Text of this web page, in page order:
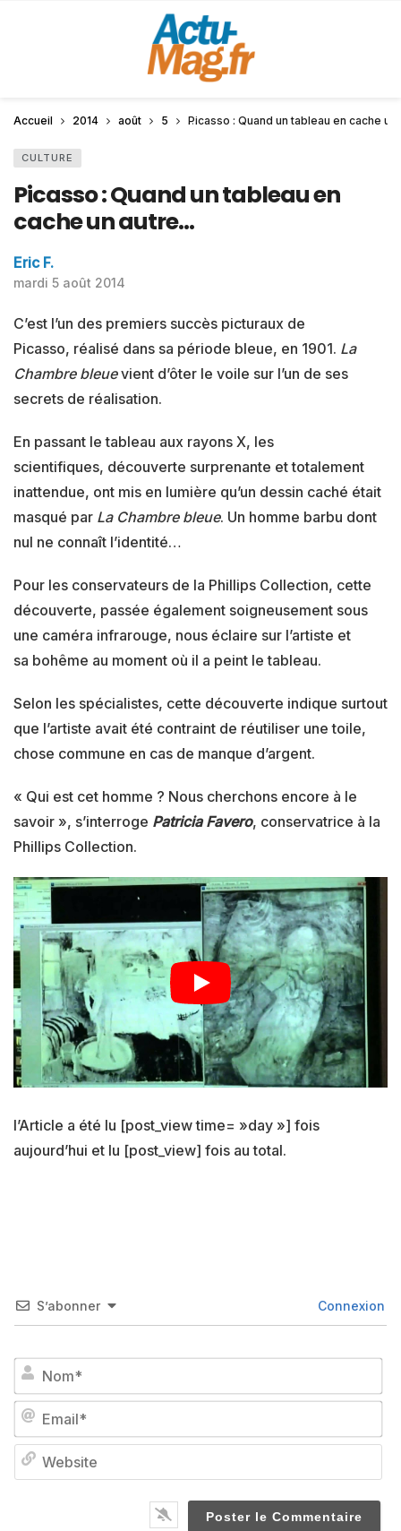
Accueil 2014 août 5 Picasso : Quand un tableau en cache
CULTURE
Picasso : Quand un tableau en
cache un autre…
Eric F.
mardi 5 août 2014
C’est l’un des premiers succès picturaux de
Picasso, réalisé dans sa période bleue, en 1901. La
Chambre bleuevient d’ôter le voile sur l’un de ses
secrets de réalisation.
En passant le tableau aux rayons X, les
scientifiques, découverte surprenante et totalement
inattendue, ont mis en lumière qu’un dessin caché était
masqué par La Chambre bleue. Un homme barbu dont
nul ne connaît l’identité…
Pour les conservateurs de la Phillips Collection, cette
découverte, passée également soigneusement sous
une caméra infrarouge, nous éclaire sur l’artiste et
sa bohême au moment où il a peint le tableau.
Selon les spécialistes, cette découverte indique surtout
que l’artiste avait été contraint de réutiliser une toile,
chose commune en cas de manque d’argent.
« Qui est cet homme ? Nous cherchons encore à le
savoir », s’interroge Patricia Favero, conservatrice à la
Phillips Collection.
l’Article a été lu [post_view time= »day »] fois
aujourd’hui et lu [post_view] fois au total.
S’abonner Connexion